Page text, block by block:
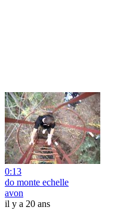
0:13
do monte echelle
avon
il y a 20 ans